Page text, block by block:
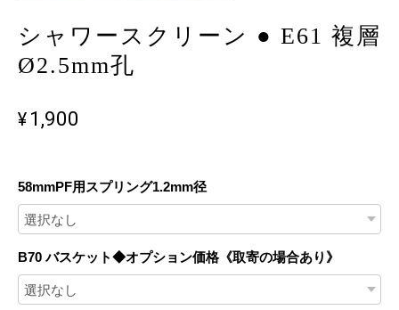
シャワースクリーン ● E61 複層
Ø2.5mm孔
¥1,900
58mmPF用スプリング1.2mm径
B70 バスケット◆オプション価格《取寄の場合あり》